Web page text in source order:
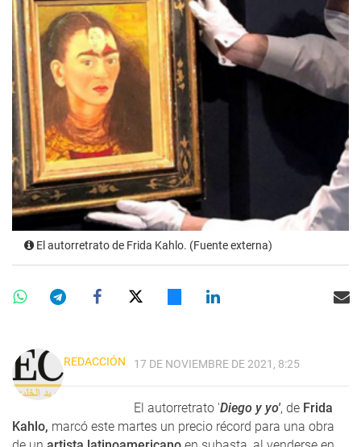
El autorretrato de Frida Kahlo. (Fuente externa)
REDACCIÓN 17 DE NOVIEMBRE DE 2021, 8:25
El autorretrato 'Diego y yo', de Frida
Kahlo, marcó este martes un precio récord para una obra